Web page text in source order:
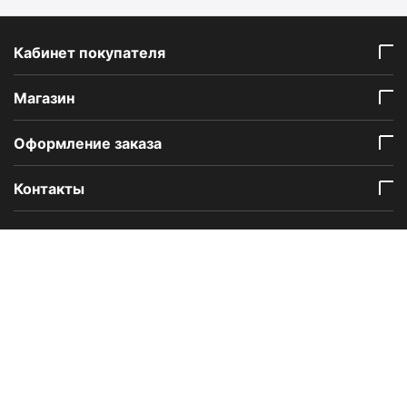
Кабинет покупателя
Mагазин
Оформление заказа
Контакты